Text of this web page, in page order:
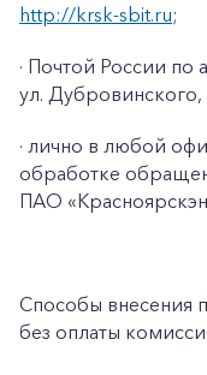
http://krsk-sbit.ru;
· Почтой России по
ул. Дубровинского,
· лично в любой
обработке
ПАО
Способы внесения
без оплаты